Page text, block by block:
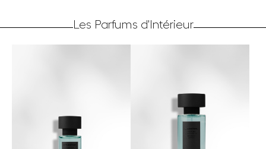
Les Parfums d'Intérieur